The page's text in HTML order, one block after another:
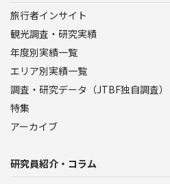
旅行者インサイト
観光調査・研究実績
年度別実績一覧
エリア別実績一覧
調査・研究データ（JTBF独自調査）
特集
アーカイブ
研究員紹介・コラム